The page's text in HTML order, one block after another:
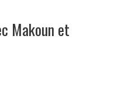
Makoun et